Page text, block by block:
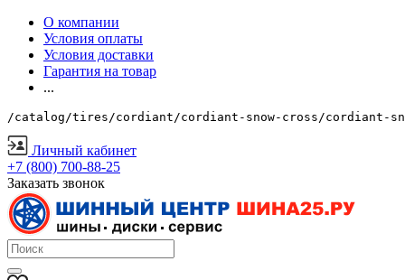
О компании
Условия оплаты
Условия доставки
Гарантия на товар
...
/catalog/tires/cordiant/cordiant-snow-cross/cordiant-
Личный кабинет
+7 (800) 700-88-25
Заказать звонок